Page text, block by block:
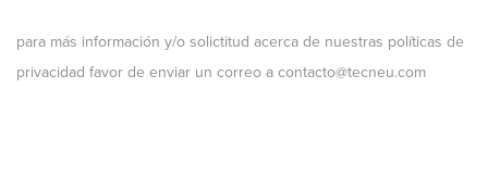
para más información y/o solictitud acerca de nuestras políticas de
privacidad favor de enviar un correo a contacto@tecneu.com